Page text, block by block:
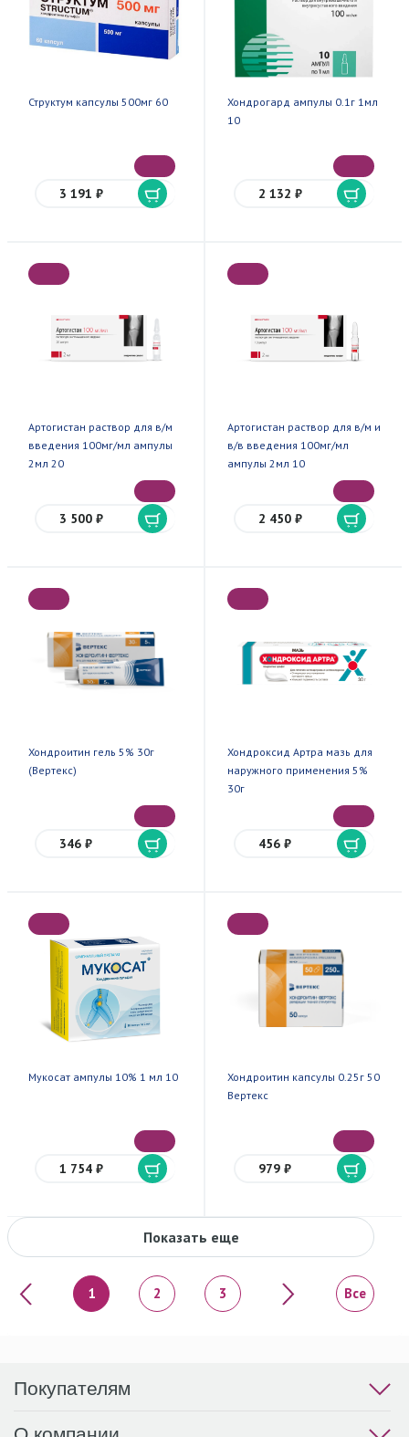
Структум капсулы 500мг 60
3 191 ₽
Хондрогард ампулы 0.1г 1мл
10
2 132 ₽
Артогистан раствор для в/м
введения 100мг/мл ампулы
2мл 20
3 500 ₽
Артогистан раствор для в/м и
в/в введения 100мг/мл
ампулы 2мл 10
2 450 ₽
Хондроитин гель 5% 30г
(Вертекс)
346 ₽
Хондроксид Артра мазь для
наружного применения 5%
30г
456 ₽
Мукосат ампулы 10% 1 мл 10
1 754 ₽
Хондроитин капсулы 0.25г 50
Вертекс
979 ₽
Показать еще
1 2 3 Все
Покупателям